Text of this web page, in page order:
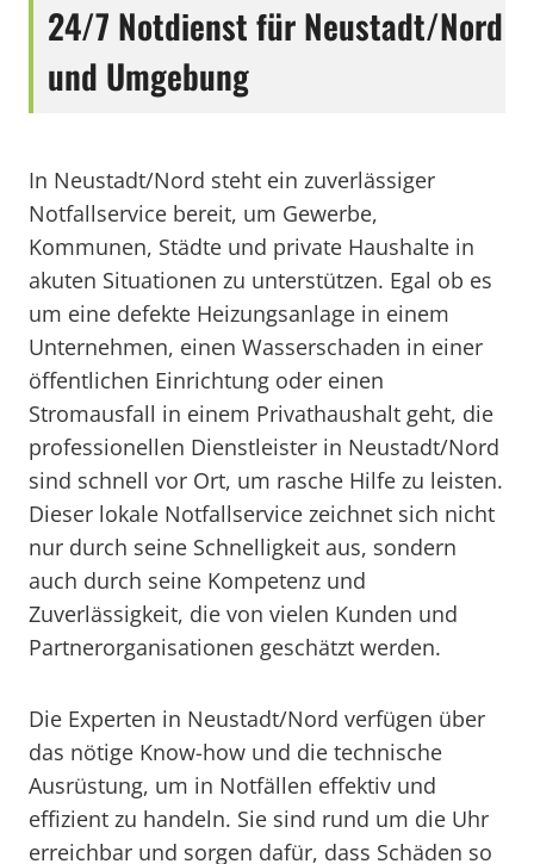
24/7 Notdienst für Neustadt/Nord
und Umgebung
In Neustadt/Nord steht ein zuverlässiger
Notfallservice bereit, um Gewerbe,
Kommunen, Städte und private Haushalte in
akuten Situationen zu unterstützen. Egal ob es
um eine defekte Heizungsanlage in einem
Unternehmen, einen Wasserschaden in einer
öffentlichen Einrichtung oder einen
Stromausfall in einem Privathaushalt geht, die
professionellen Dienstleister in Neustadt/Nord
sind schnell vor Ort, um rasche Hilfe zu leisten.
Dieser lokale Notfallservice zeichnet sich nicht
nur durch seine Schnelligkeit aus, sondern
auch durch seine Kompetenz und
Zuverlässigkeit, die von vielen Kunden und
Partnerorganisationen geschätzt werden.
Die Experten in Neustadt/Nord verfügen über
das nötige Know-how und die technische
Ausrüstung, um in Notfällen effektiv und
effizient zu handeln. Sie sind rund um die Uhr
erreichbar und sorgen dafür, dass Schäden so